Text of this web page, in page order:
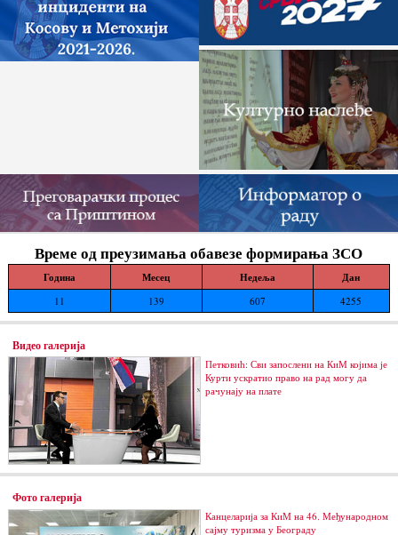
Време од преузимања обавезе формирања ЗСО
Година Месец Недеља Дан
11 139 607 4255
Видео галерија
Петковић: Сви запослени на КиМ којима је
Курти ускратио право на рад могу да
рачунају на плате
Фото галерија
Канцеларија за КиМ на 46. Међународном
сајму туризма у Београду